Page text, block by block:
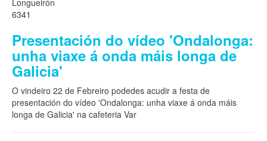
Longueirón
6341
Presentación do vídeo 'Ondalonga:
unha viaxe á onda máis longa de
Galicia'
O vindeiro 22 de Febreiro podedes acudir a festa de
presentación do vídeo 'Ondalonga: unha viaxe á onda máis
longa de Galicia' na cafeteria Var